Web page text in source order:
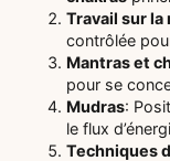
Travail sur la
contrôlée
Mantras et
pour se
Mudras:
le flux
Techniques